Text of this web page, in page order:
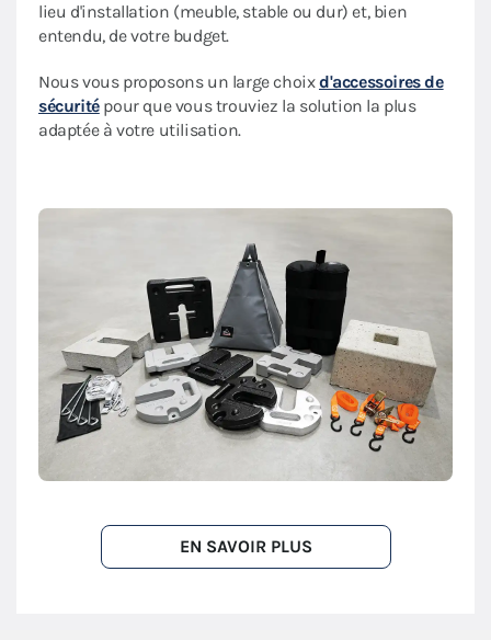
lieu d'installation (meuble, stable ou dur) et, bien
entendu, de votre budget.
Nous vous proposons un large choixd'accessoires de
sécuritépour que vous trouviez la solution la plus
adaptée à votre utilisation.
EN SAVOIR PLUS